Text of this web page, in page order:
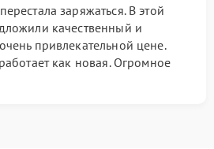
заряжаться. В этой
качественный и
привлекательной цене.
как новая. Огромное